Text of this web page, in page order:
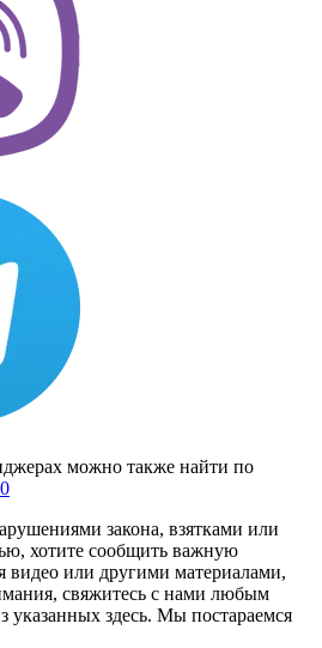
можно также найти по
закона, взятками или
хотите сообщить важную
или другими материалами,
свяжитесь с нами любым
указанных здесь. Мы постараемся